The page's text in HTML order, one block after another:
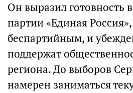
Он выразил готовность
партии «Единая Россия»,
беспартийным, и
поддержат
региона. До выборов
намерен заниматься